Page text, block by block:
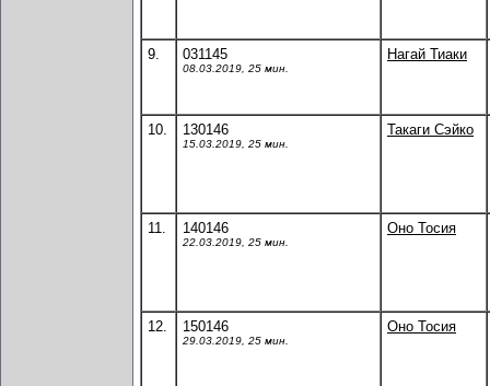
9. 031145
08.03.2019, 25 мин.
Нагай Тиаки
10. 130146
15.03.2019, 25 мин.
Такаги Сэйко
11. 140146
22.03.2019, 25 мин.
Оно Тосия
12. 150146
29.03.2019, 25 мин.
Оно Тосия